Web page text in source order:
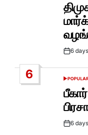
Post
6
6
POSTED
IN
Post
6